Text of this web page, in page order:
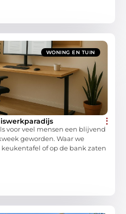
WONING EN TUIN
voor veel mensen een blijvend
geworden. Waar we
of op de bank zaten